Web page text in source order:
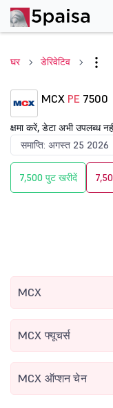
घर डेरिवेटिव
MCX PE 7500
क्षमा करें, डेटा अभी उपलब्ध
7,500 पुट खरीदें
MCX
MCX फ्यूचर्स
MCX ऑप्शन चेन